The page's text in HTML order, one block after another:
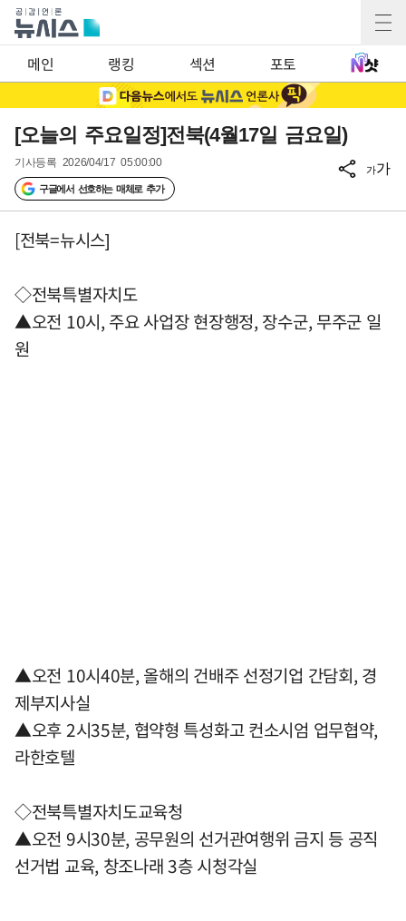
메인 랭킹 섹션 포토
[오늘의 주요일정]전북(4월17일 금요일)
기사등록 2026/04/17 05:00:00
구글에서 선호하는 매체로 추가
가가
[전북=뉴시스]
◇전북특별자치도
▲오전 10시, 주요 사업장 현장행정, 장수군, 무주군 일
원
▲오전 10시40분, 올해의 건배주 선정기업 간담회, 경
제부지사실
▲오후 2시35분, 협약형 특성화고 컨소시엄 업무협약,
라한호텔
◇전북특별자치도교육청
▲오전 9시30분, 공무원의 선거관여행위 금지 등 공직
선거법 교육, 창조나래 3층 시청각실